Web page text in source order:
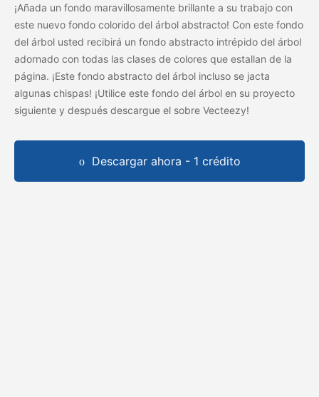
¡Añada un fondo maravillosamente brillante a su trabajo con
este nuevo fondo colorido del árbol abstracto! Con este fondo
del árbol usted recibirá un fondo abstracto intrépido del árbol
adornado con todas las clases de colores que estallan de la
página. ¡Este fondo abstracto del árbol incluso se jacta
algunas chispas! ¡Utilice este fondo del árbol en su proyecto
siguiente y después descargue el sobre Vecteezy!
Descargar ahora - 1 crédito